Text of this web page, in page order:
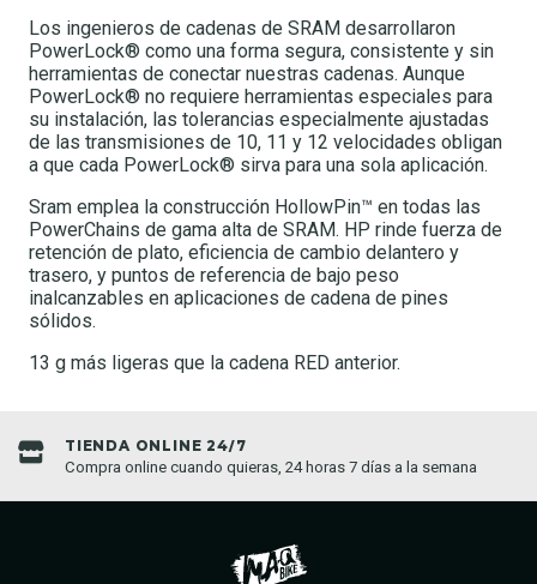
Los ingenieros de cadenas de SRAM desarrollaron
PowerLock® como una forma segura, consistente y sin
herramientas de conectar nuestras cadenas. Aunque
PowerLock® no requiere herramientas especiales para
su instalación, las tolerancias especialmente ajustadas
de las transmisiones de 10, 11 y 12 velocidades obligan
a que cada PowerLock® sirva para una sola aplicación.
Sram emplea la construcción HollowPin™ en todas las
PowerChains de gama alta de SRAM. HP rinde fuerza de
retención de plato, eficiencia de cambio delantero y
trasero, y puntos de referencia de bajo peso
inalcanzables en aplicaciones de cadena de pines
sólidos.
13 g más ligeras que la cadena RED anterior.
TIENDA ONLINE 24/7
Compra online cuando quieras, 24 horas 7 días a la semana